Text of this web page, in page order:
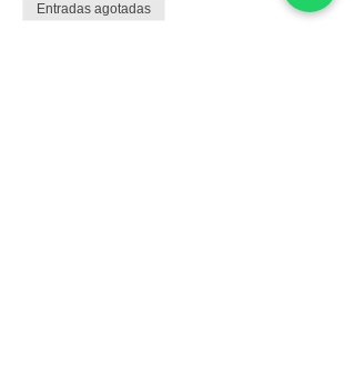
Entradas agotadas